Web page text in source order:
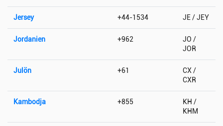
Jersey +44-1534 JE / JEY
Jordanien +962
JO /
JOR
Julön +61
CX /
CXR
Kambodja +855
KH /
KHM